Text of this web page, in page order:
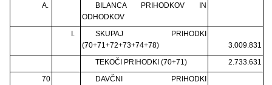
A.
BILANCA PRIHODKOV IN
ODHODKOV
I.
SKUPAJ PRIHODKI
(70+71+72+73+74+78)
3.009.831
TEKOČI PRIHODKI (70+71)
2.733.631
70
DAVČNI PRIHODKI